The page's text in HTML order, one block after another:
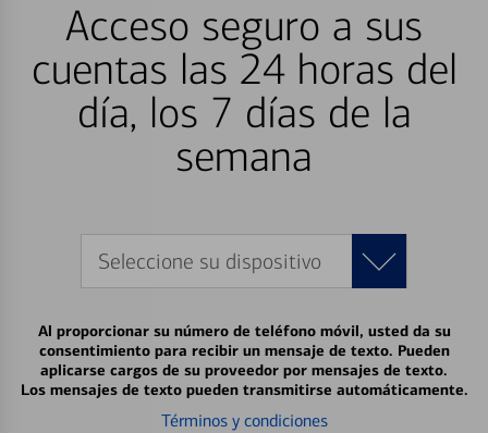
Acceso seguro a sus
cuentas las 24 horas del
día, los 7 días de la
semana
Seleccione su dispositivo
Al proporcionar su número de teléfono móvil, usted da su
consentimiento para recibir un mensaje de texto. Pueden
aplicarse cargos de su proveedor por mensajes de texto.
Los mensajes de texto pueden transmitirse automáticamente.
Términos y condiciones